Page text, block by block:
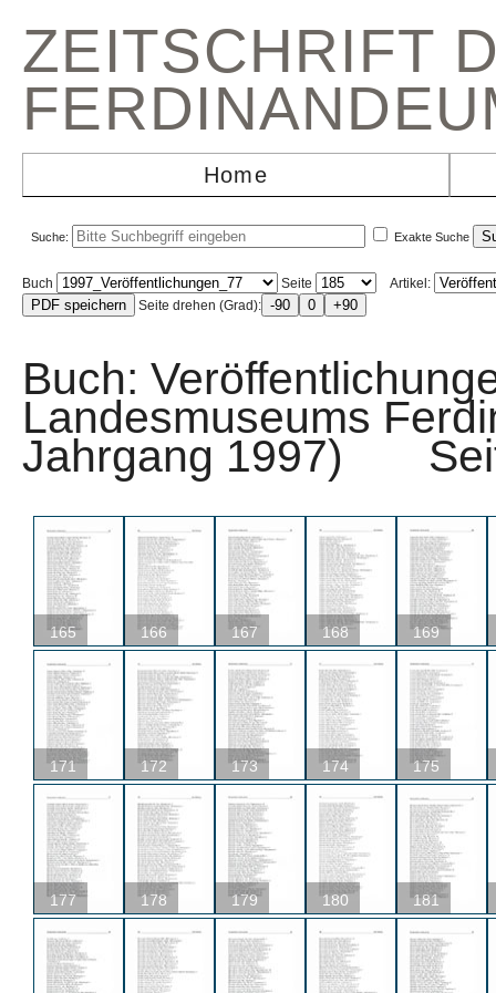
ZEITSCHRIFT
Home
Suche: Exakte Suche
Buch Seite
Artikel:
Seite drehen (Grad):
Buch:
Landesmuseums
Jahrgang 1997)
165 166 167 168 169
171 172 173 174 175
177 178 179 180 181